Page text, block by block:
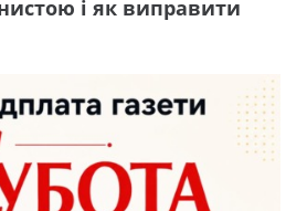
і як виправити